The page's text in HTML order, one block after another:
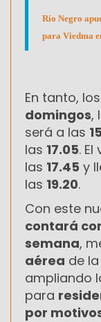
Río Negro
para Viedma
En tanto, los
domingos,
será a las
las 17.05.
las 17.45 y
las 19.20.
Con este
contará
semana,
aérea de
ampliando
para
por